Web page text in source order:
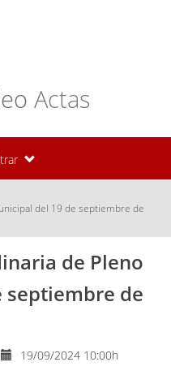
Actas
del 19 de septiembre de
de Pleno
septiembre de
19/09/2024 10:00h